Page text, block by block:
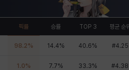
알론소 얀
픽률 승률 TOP 3 평균 순
98.2% 14.4% 40.6% #4.25
1.0% 7.7% 33.3% #4.38